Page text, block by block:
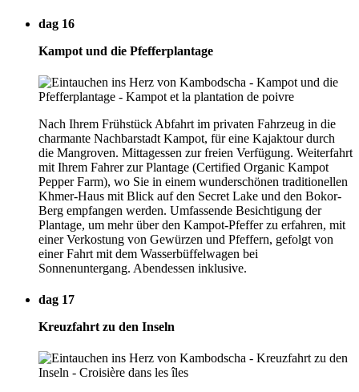
dag 16
Kampot und die Pfefferplantage
Nach Ihrem Frühstück Abfahrt im privaten Fahrzeug in die
charmante Nachbarstadt Kampot, für eine Kajaktour durch
die Mangroven. Mittagessen zur freien Verfügung. Weiterfahrt
mit Ihrem Fahrer zur Plantage (Certified Organic Kampot
Pepper Farm), wo Sie in einem wunderschönen traditionellen
Khmer-Haus mit Blick auf den Secret Lake und den Bokor-
Berg empfangen werden. Umfassende Besichtigung der
Plantage, um mehr über den Kampot-Pfeffer zu erfahren, mit
einer Verkostung von Gewürzen und Pfeffern, gefolgt von
einer Fahrt mit dem Wasserbüffelwagen bei
Sonnenuntergang. Abendessen inklusive.
dag 17
Kreuzfahrt zu den Inseln